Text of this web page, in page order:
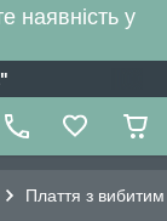
наявність у
Плаття з